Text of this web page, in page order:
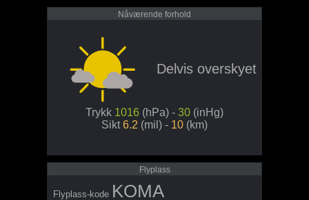
Nåværende forhold
Delvis overskyet
Trykk 1016 (hPa) - 30 (inHg)
Sikt6.2 (mil) - 10 (km)
Flyplass
Flyplass-kode KOMA